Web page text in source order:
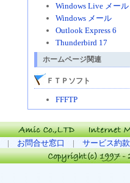
Windows Live メー
Windows メール
Outlook Express 6
Thunderbird 17
ホームページ関連
ＦＴＰソフト
FFFTP
| お問合せ窓口 | サービス約款